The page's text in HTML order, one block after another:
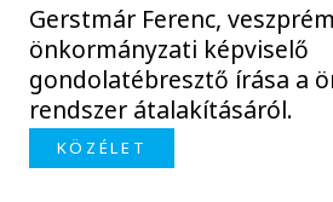
Gerstmár Ferenc,
önkormányzati képviselő
gondolatébresztő írása a
rendszer átalakításáról.
KÖZÉLET